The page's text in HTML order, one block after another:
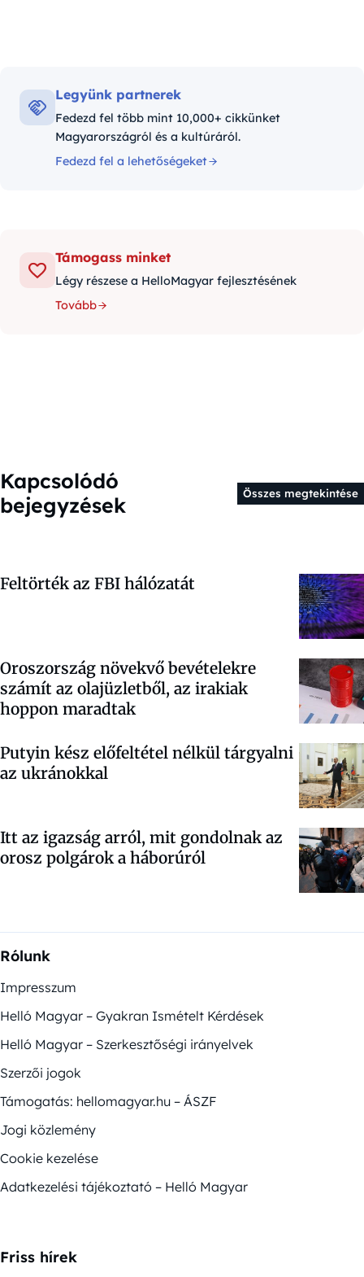
Legyünk partnerek
Fedezd fel több mint 10,000+ cikkünket
Magyarországról és a kultúráról.
Fedezd fel a lehetőségeket
Támogass minket
Légy részese a HelloMagyar fejlesztésének
Tovább
Kapcsolódó
bejegyzések
Összes megtekintése
Feltörték az FBI hálózatát
Oroszország növekvő bevételekre
számít az olajüzletből, az irakiak
hoppon maradtak
Putyin kész előfeltétel nélkül tárgyalni
az ukránokkal
Itt az igazság arról, mit gondolnak az
orosz polgárok a háborúról
Rólunk
Impresszum
Helló Magyar – Gyakran Ismételt Kérdések
Helló Magyar – Szerkesztőségi irányelvek
Szerzői jogok
Támogatás: hellomagyar.hu – ÁSZF
Jogi közlemény
Cookie kezelése
Adatkezelési tájékoztató – Helló Magyar
Friss hírek